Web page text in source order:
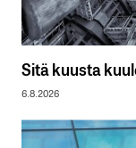
Sitä kuusta
6.8.2026